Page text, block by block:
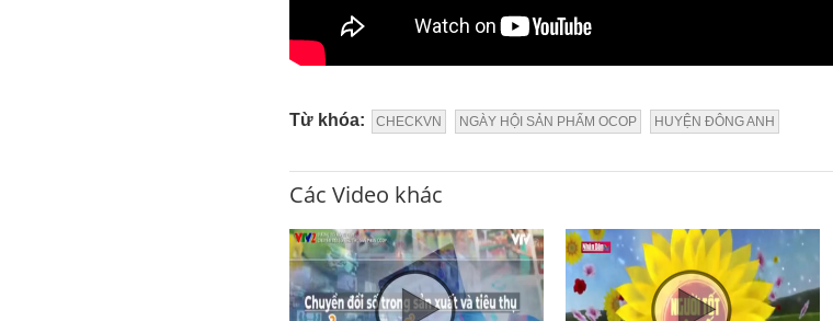
Từ khóa: CHECKVN NGÀY HỘI SẢN PHẨM OCOP HUYỆN ĐÔNG ANH
Các Video khác